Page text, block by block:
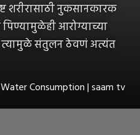
शरीरासाठी नुकसानकारक
आरोग्याच्या
त्यामुळे संतुलन ठेवणं अत्यंत
Water Consumption | saam tv